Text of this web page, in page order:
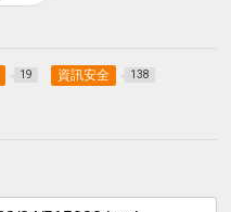
19 資訊安全 138